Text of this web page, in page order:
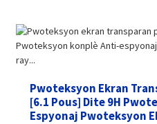
Pwoteksyon Ekran
[6.1 Pous] Dite 9H
Espyonaj Pwoteksyon